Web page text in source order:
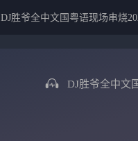
DJ胜爷全中文国粤语现场串烧
DJ胜爷全中文